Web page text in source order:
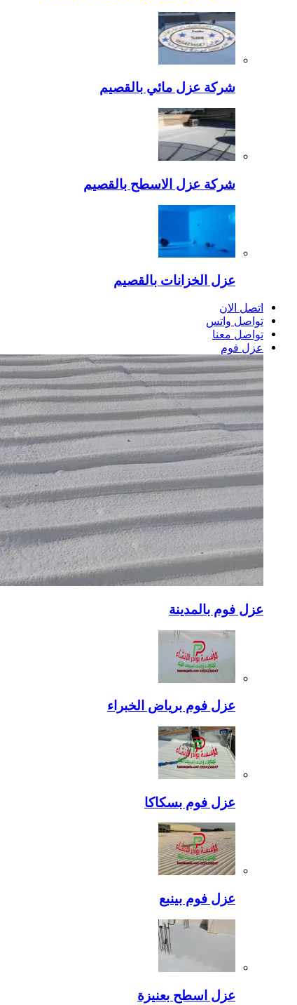
شركة عزل مائي بالقصيم
شركة عزل الاسطح بالقصيم
عزل الخزانات بالقصيم
اتصل الان
تواصل واتس
تواصل معنا
عزل فوم
عزل فوم بالمدينة
عزل فوم برياض الخبراء
عزل فوم بسكاكا
عزل فوم بينبع
عزل اسطح بعنيزة